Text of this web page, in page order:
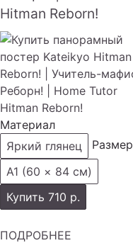
Hitman Reborn!
Материал
Яркий глянец
Размер
А1 (60 × 84 см)
Купить 710 р.
ПОДРОБНЕЕ